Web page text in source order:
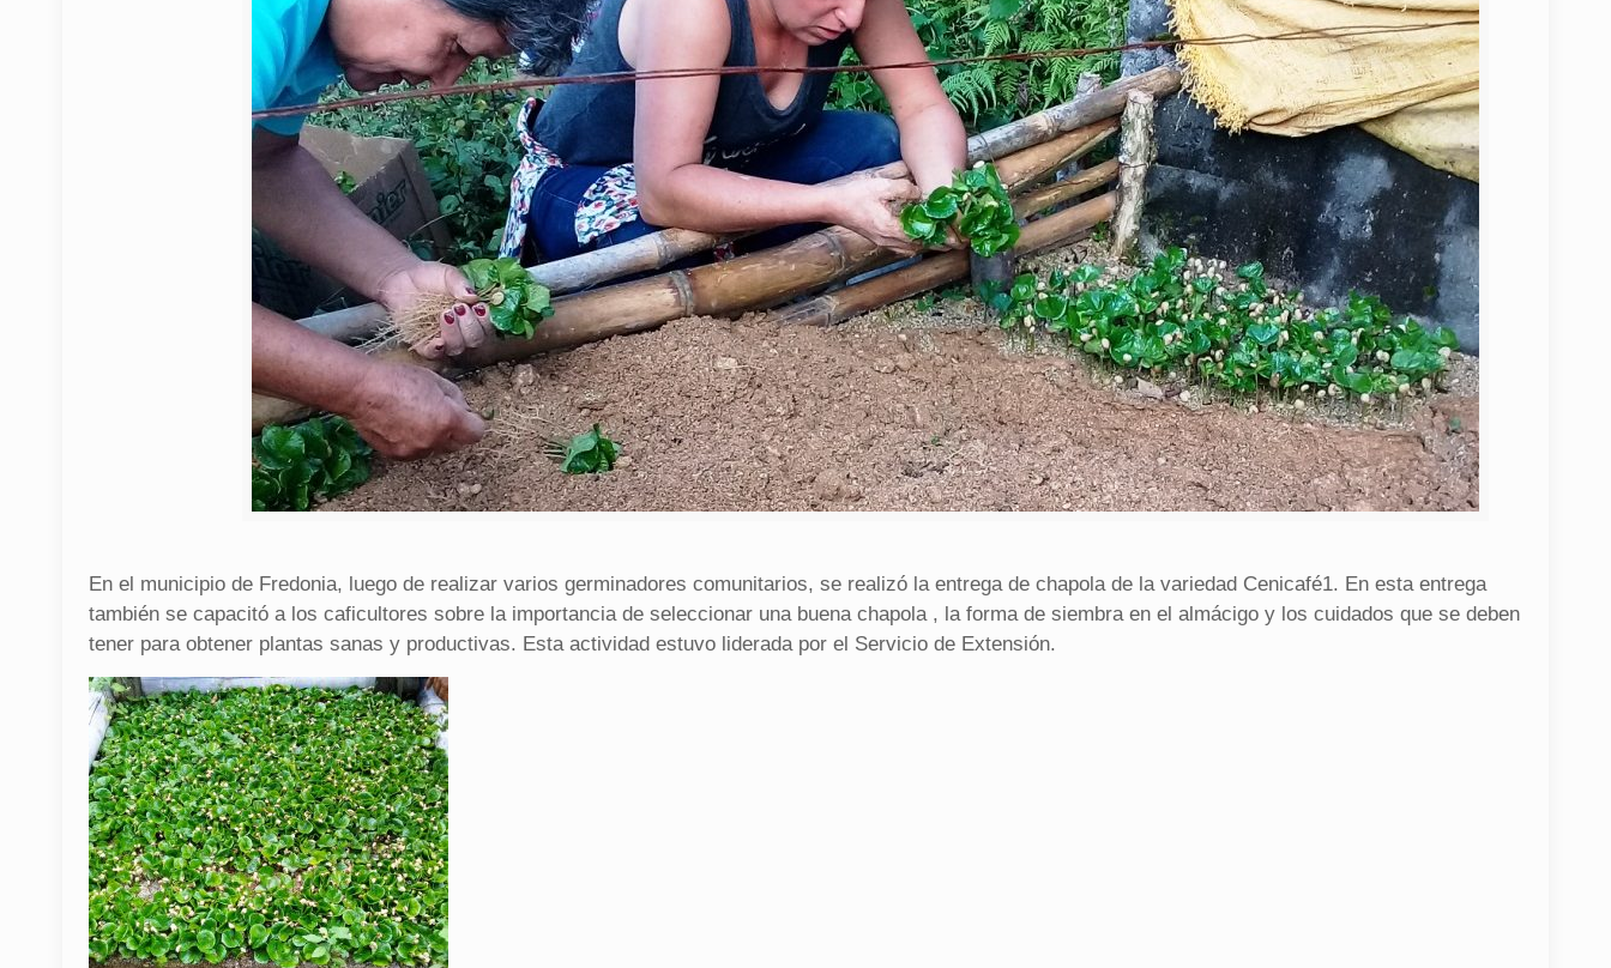
En el municipio de Fredonia, luego de realizar varios germinadores comunitarios, se realizó la entrega de chapola de la variedad Cenicafé1. En esta entrega
también se capacitó a los caficultores sobre la importancia de seleccionar una buena chapola , la forma de siembra en el almácigo y los cuidados que se deben
tener para obtener plantas sanas y productivas. Esta actividad estuvo liderada por el Servicio de Extensión.